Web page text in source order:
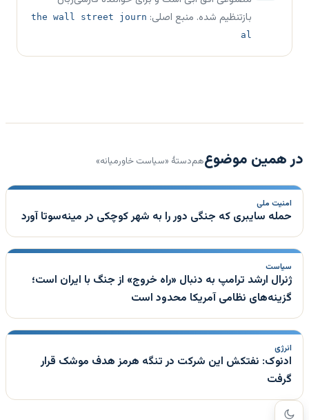
بازتنظیم شده. منبع اصلی: the wall street journ
al
در همین موضوعهم‌دستهٔ «سیاست خاورمیانه»
امنیت ملی
حمله سایبری که جنگی دور را به شهر کوچکی در مینه‌سوتا آورد
سیاست
ژنرال ارشد ترامپ به دنبال «راه خروج» از جنگ با ایران است؛
گزینه‌های نظامی آمریکا محدود است
انرژی
ادنوک: نفتکش این شرکت در تنگه هرمز هدف موشک قرار
گرفت